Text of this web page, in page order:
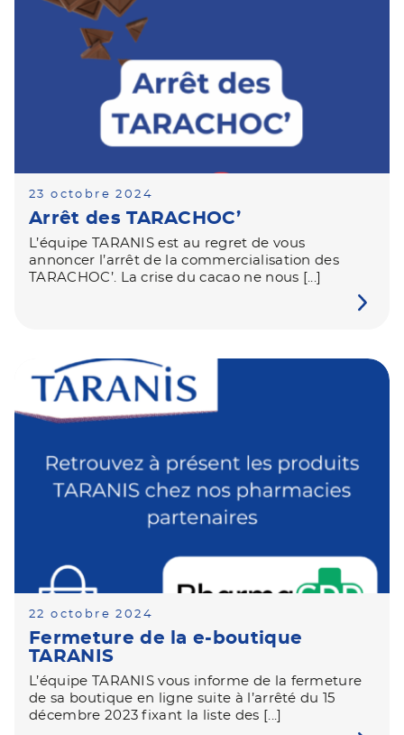
23 octobre 2024
Arrêt des TARACHOC’
L’équipe TARANIS est au regret de vous
annoncer l’arrêt de la commercialisation des
TARACHOC’. La crise du cacao ne nous [...]
22 octobre 2024
Fermeture de la e-boutique
TARANIS
L’équipe TARANIS vous informe de la fermeture
de sa boutique en ligne suite à l’arrêté du 15
décembre 2023 fixant la liste des [...]